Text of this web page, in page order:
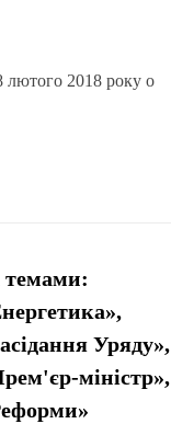
лютого 2018 року о
темами:
Уряду»,
міністр»,